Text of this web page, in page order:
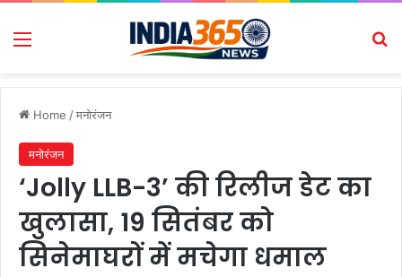
Menu
Home /मनोरंजन
मनोरंजन
‘Jolly LLB-3’ की रिलीज डेट का
खुलासा, 19 सितंबर को
सिनेमाघरों में मचेगा धमाल